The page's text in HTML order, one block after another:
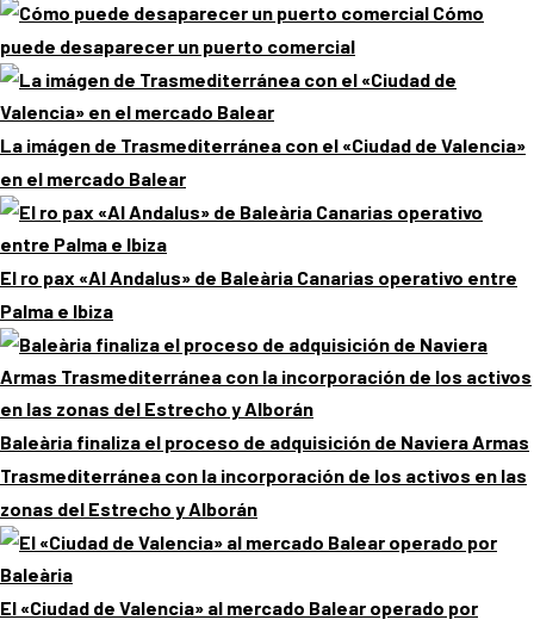
Cómo
puede desaparecer un puerto comercial
La imágen de Trasmediterránea con el «Ciudad de Valencia»
en el mercado Balear
El ro pax «Al Andalus» de Baleària Canarias operativo entre
Palma e Ibiza
Baleària finaliza el proceso de adquisición de Naviera Armas
Trasmediterránea con la incorporación de los activos en las
zonas del Estrecho y Alborán
El «Ciudad de Valencia» al mercado Balear operado por